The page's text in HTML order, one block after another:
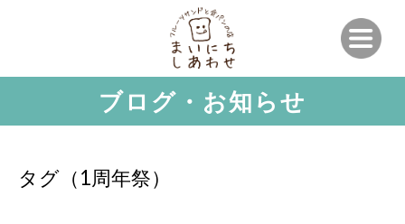
ブログ・お知らせ
タグ（1周年祭）